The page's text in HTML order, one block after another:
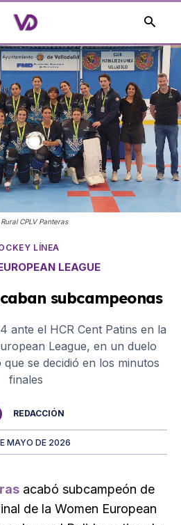
CPLV Panteras
LÍNEA
LEAGUE
subcampeonas
ante el HCR Cent Patins en la
League, en un duelo
se decidió en los minutos
finales
REDACCIÓN
MAYO DE 2026
acabó subcampeón de
de la Women European